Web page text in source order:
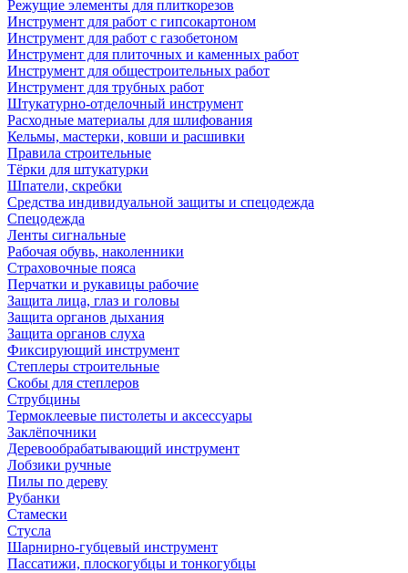
Режущие элементы для плиткорезов
Инструмент для работ с гипсокартоном
Инструмент для работ с газобетоном
Инструмент для плиточных и каменных работ
Инструмент для общестроительных работ
Инструмент для трубных работ
Штукатурно-отделочный инструмент
Расходные материалы для шлифования
Кельмы, мастерки, ковши и расшивки
Правила строительные
Тёрки для штукатурки
Шпатели, скребки
Средства индивидуальной защиты и спецодежда
Спецодежда
Ленты сигнальные
Рабочая обувь, наколенники
Страховочные пояса
Перчатки и рукавицы рабочие
Защита лица, глаз и головы
Защита органов дыхания
Защита органов слуха
Фиксирующий инструмент
Степлеры строительные
Скобы для степлеров
Струбцины
Термоклеевые пистолеты и аксессуары
Заклёпочники
Деревообрабатывающий инструмент
Лобзики ручные
Пилы по дереву
Рубанки
Стамески
Стусла
Шарнирно-губцевый инструмент
Пассатижи, плоскогубцы и тонкогубцы